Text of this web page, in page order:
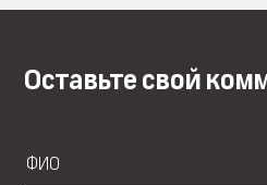
Оставьте свой